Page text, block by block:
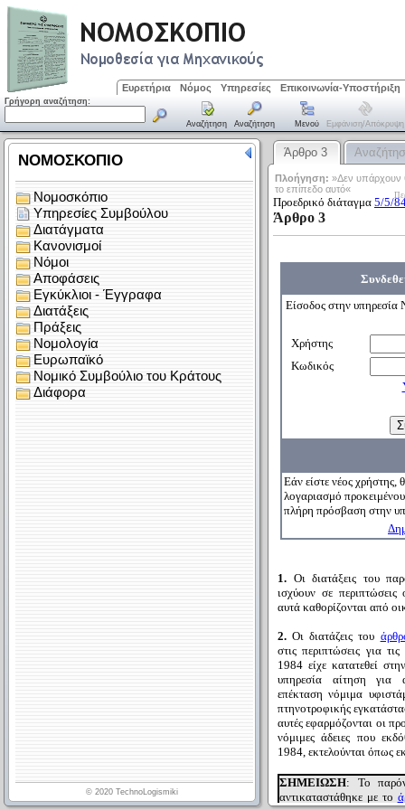
Ευρετήρια Νόμος Υπηρεσίες Επικοινωνία-Υποστήριξη
Γρήγορη αναζήτηση:
Αναζήτηση Αναζήτηση Μενού Εμφάνιση/απόκρυψη
Άρθρο 3